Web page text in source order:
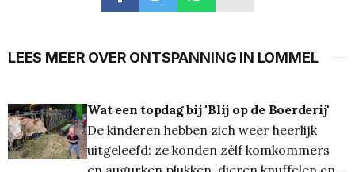
LEES MEER OVER ONTSPANNING IN LOMMEL
Wat een topdag bij 'Blij op de Boerderij'
De kinderen hebben zich weer heerlijk
uitgeleefd: ze konden zélf komkommers